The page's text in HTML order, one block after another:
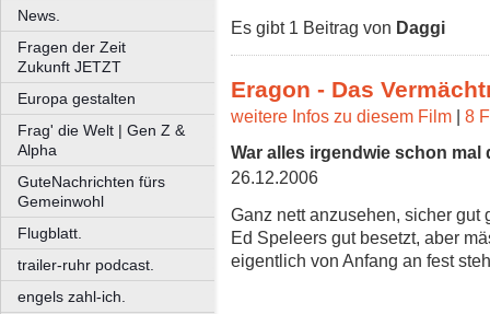
News.
Fragen der Zeit
Zukunft JETZT
Europa gestalten
Frag' die Welt | Gen Z &
Alpha
GuteNachrichten fürs
Gemeinwohl
Flugblatt.
trailer-ruhr podcast.
engels zahl-ich.
Es gibt 1 Beitrag von Daggi
Eragon - Das
weitere Infos zu diesem Film | 8
War alles irgendwie schon mal
26.12.2006
Ganz nett anzusehen, sicher gut
Ed Speleers gut besetzt, aber
eigentlich von Anfang an fest